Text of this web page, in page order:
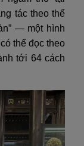
tác theo thể
— một hình
thể đọc theo
tới 64 cách